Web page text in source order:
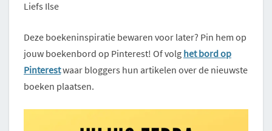
Liefs Ilse
Deze boekeninspiratie bewaren voor later? Pin hem op
jouw boekenbord op Pinterest! Of volg het bord op
Pinterestwaar bloggers hun artikelen over de nieuwste
boeken plaatsen.